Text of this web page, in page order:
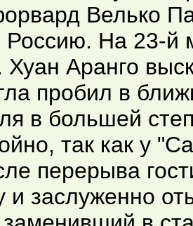
Велько
Россию. На 23-й
Хуан Аранго
пробил в
в большей
так как у
перерыва
и заслуженно